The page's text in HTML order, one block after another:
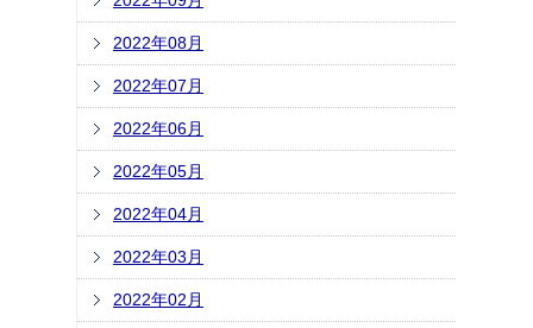
2022年08月
2022年07月
2022年06月
2022年05月
2022年04月
2022年03月
2022年02月